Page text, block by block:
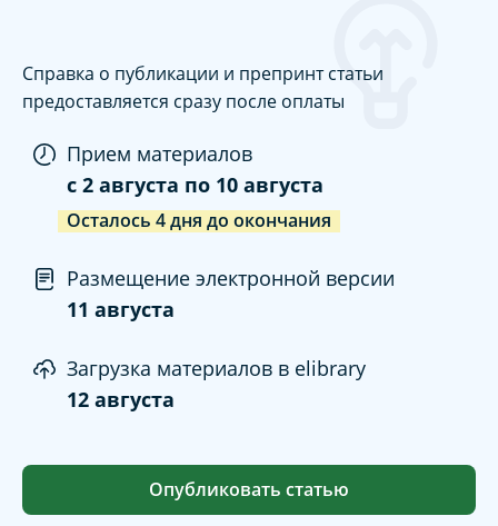
Справка о публикации и препринт статьи
предоставляется сразу после оплаты
Прием материалов
c 2 августа по 10 августа
Осталось 4дня до окончания
Размещение электронной версии
11 августа
Загрузка материалов в elibrary
12 августа
Опубликовать статью